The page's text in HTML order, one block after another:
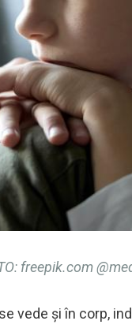
freepik.com
vede și în corp,